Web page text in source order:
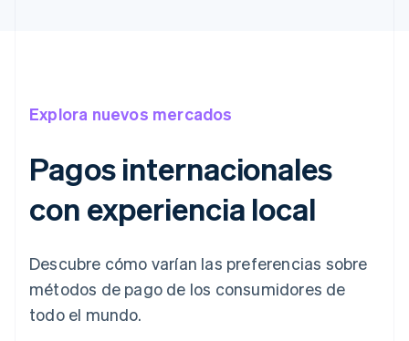
Explora nuevos mercados
Pagos internacionales
con experiencia local
Descubre cómo varían las preferencias sobre
métodos de pago de los consumidores de
todo el mundo.